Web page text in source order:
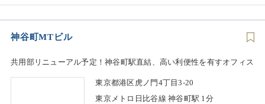
神谷町MTビル
共用部リニューアル予定！神谷町駅直結、高い利便性を有すオフィス
東京都港区虎ノ門4丁目3-20
東京メトロ日比谷線 神谷町駅 1分